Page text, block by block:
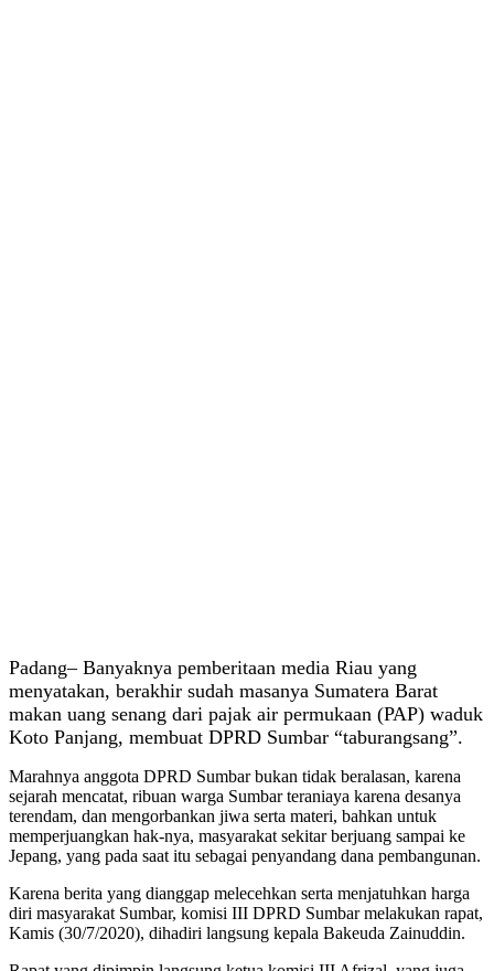
Padang– Banyaknya pemberitaan media Riau yang
menyatakan, berakhir sudah masanya Sumatera Barat
makan uang senang dari pajak air permukaan (PAP) waduk
Koto Panjang, membuat DPRD Sumbar “taburangsang”.
Marahnya anggota DPRD Sumbar bukan tidak beralasan, karena
sejarah mencatat, ribuan warga Sumbar teraniaya karena desanya
terendam, dan mengorbankan jiwa serta materi, bahkan untuk
memperjuangkan hak-nya, masyarakat sekitar berjuang sampai ke
Jepang, yang pada saat itu sebagai penyandang dana pembangunan.
Karena berita yang dianggap melecehkan serta menjatuhkan harga
diri masyarakat Sumbar, komisi III DPRD Sumbar melakukan rapat,
Kamis (30/7/2020), dihadiri langsung kepala Bakeuda Zainuddin.